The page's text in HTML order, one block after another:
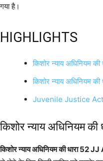
गया है।
HIGHLIGHTS
किशोर न्याय अधिनियम
किशोर न्याय अधिनियम
Juvenile Justice
किशोर न्याय अधिनियम
किशोर न्याय अधिनियम की धारा